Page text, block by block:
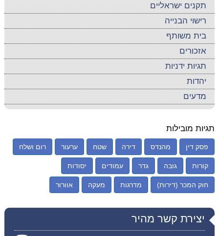
תקנים ישראליים
רישוי הבנייה
בית משותף
אזכורים
תגיות ידניות
יהדות
מדעים
תגיות מובילות
פסק דין מהנדס דירה שטח ערעור רום ושלח
קורות גובה גדר עמודים יסודות
חוק המכר (דירות) מדרגות מעקה אוורור
יצירת קשר מהיר